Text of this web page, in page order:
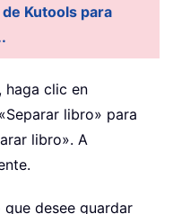
Kutools para
, haga clic en
libro» para
libro». A
desee guardar